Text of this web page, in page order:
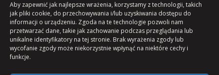
Aby zapewnić jak najlepsze wrażenia, korzystamy z technologii, takich
jak pliki cookie, do przechowywania i/lub uzyskiwania dostępu do
informacji o urządzeniu. Zgoda na te technologie pozwoli nam
przetwarzać dane, takie jak zachowanie podczas przeglądania lub
unikalne identyfikatory na tej stronie. Brak wyrażenia zgody lub
wycofanie zgody może niekorzystnie wpłynąć na niektóre cechy i
funkcje.
mBank 10 1140 2017 0000 4102
1053 4040